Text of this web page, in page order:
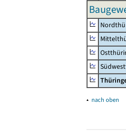
▴ nach oben